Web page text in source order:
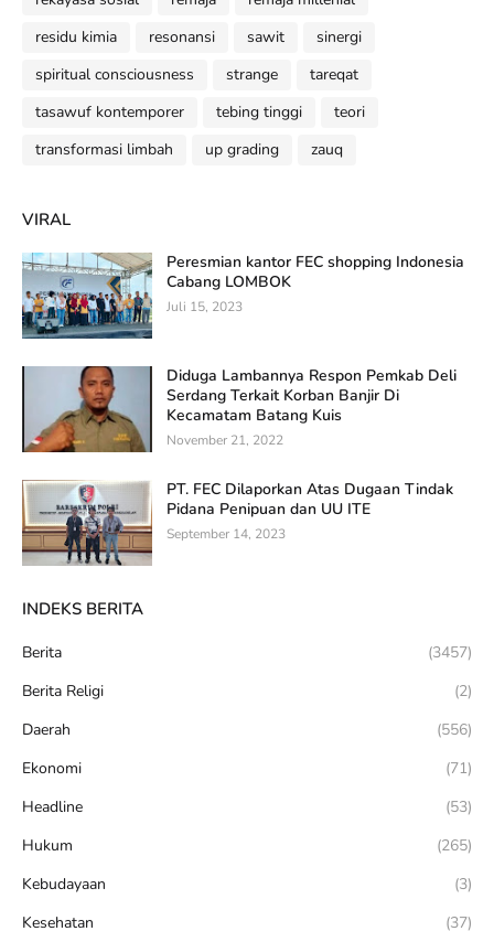
residu kimia
resonansi sawit
sinergi
spiritual consciousness
strange
tareqat
tasawuf kontemporer
tebing tinggi
teori
transformasi limbah
up grading zauq
VIRAL
Peresmian kantor FEC shopping Indonesia
Cabang LOMBOK
Juli 15, 2023
Diduga Lambannya Respon Pemkab Deli
Serdang Terkait Korban Banjir Di
Kecamatam Batang Kuis
November 21, 2022
PT. FEC Dilaporkan Atas Dugaan Tindak
Pidana Penipuan dan UU ITE
September 14, 2023
INDEKS BERITA
Berita
(3457)
Berita Religi
(2)
Daerah
(556)
Ekonomi
(71)
Headline
(53)
Hukum
(265)
Kebudayaan
(3)
Kesehatan
(37)